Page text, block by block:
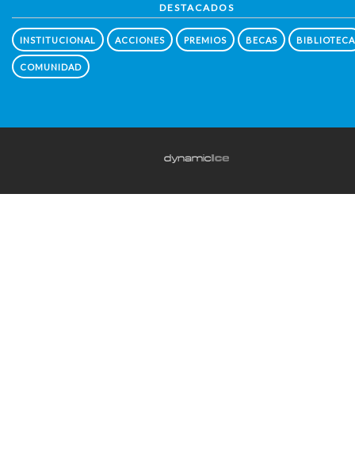
DESTACADOS
INSTITUCIONAL ACCIONES PREMIOS BECAS BIBLIOTECA
COMUNIDAD